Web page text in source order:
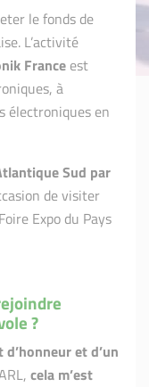
le fonds de
L’activité
France est
à
électroniques en
Sud par
de visiter
Expo du Pays
?
et d’un
cela m’est